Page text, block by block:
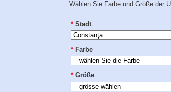
Wählen Sie Farbe und Größe der
* Stadt
* Farbe
* Größe